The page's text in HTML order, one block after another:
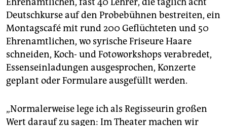
Deutschkurse auf den Probebühnen bestreiten, ein
Montagscafé mit rund 200 Geflüchteten und 50
Ehrenamtlichen, wo syrische Friseure Haare
schneiden, Koch- und Fotoworkshops verabredet,
Essenseinladungen ausgesprochen, Konzerte
geplant oder Formulare ausgefüllt werden.
„Normalerweise lege ich als Regisseurin großen
Wert darauf zu sagen: Im Theater machen wir